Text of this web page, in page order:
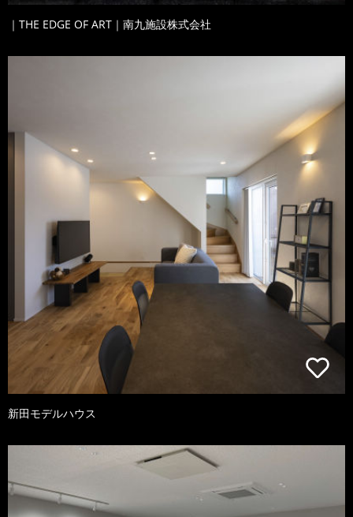
｜THE EDGE OF ART｜南九施設株式会社
新田モデルハウス